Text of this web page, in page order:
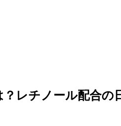
レチノール配合の